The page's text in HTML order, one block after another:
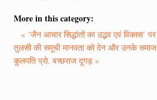
More in this category:
« ‘जैन आचार सिद्धांतों का उद्भव एवं विकास’
तुलसी की समूची मानवता को देन और उनके समाज
कुलपति प्रो. बच्छराज दूगड़ »